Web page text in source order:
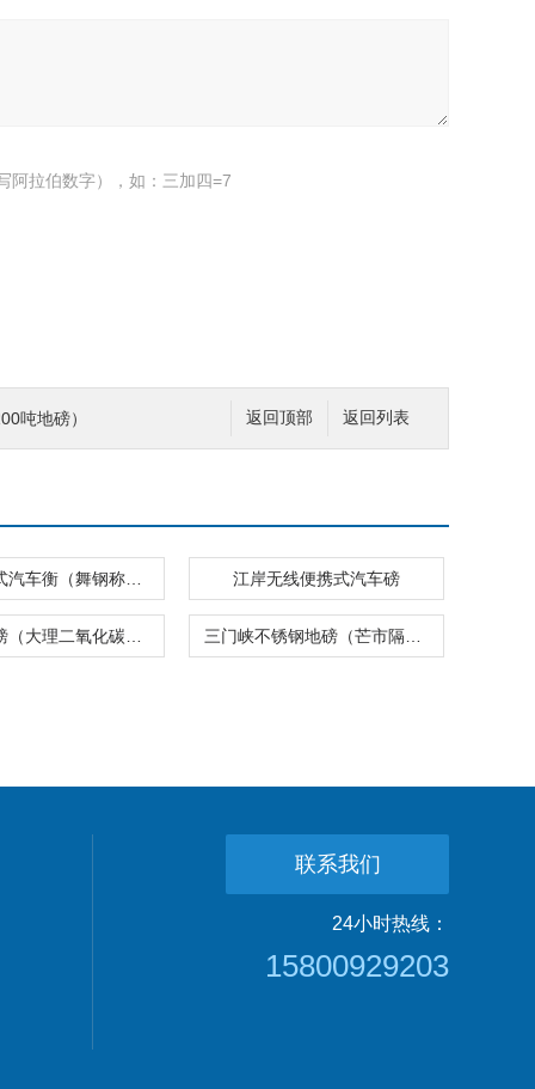
阿拉伯数字），如：三加四=7
返回列表
返回顶部
吨地磅）
江岸无线便携式汽车磅
联系我们
24小时热线：
15800929203